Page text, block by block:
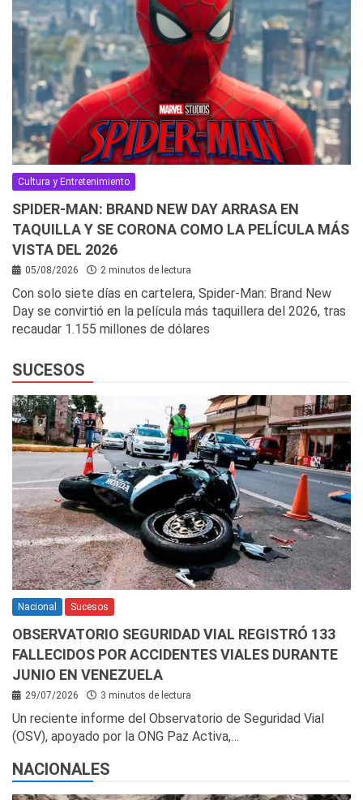
Cultura y Entretenimiento
SPIDER-MAN: BRAND NEW DAY ARRASA EN
TAQUILLA Y SE CORONA COMO LA PELÍCULA MÁS
VISTA DEL 2026
05/08/2026 2 minutos de lectura
Con solo siete días en cartelera, Spider-Man: Brand New
Day se convirtió en la película más taquillera del 2026, tras
recaudar 1.155 millones de dólares
SUCESOS
Nacional Sucesos
OBSERVATORIO SEGURIDAD VIAL REGISTRÓ 133
FALLECIDOS POR ACCIDENTES VIALES DURANTE
JUNIO EN VENEZUELA
29/07/2026 3 minutos de lectura
Un reciente informe del Observatorio de Seguridad Vial
(OSV), apoyado por la ONG Paz Activa,…
NACIONALES